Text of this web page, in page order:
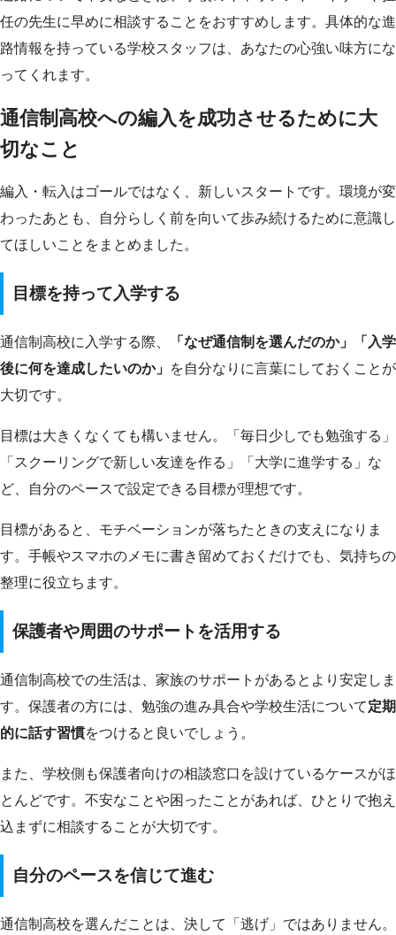
任の先生に早めに相談することをおすすめします。具体的な進
路情報を持っている学校スタッフは、あなたの心強い味方にな
ってくれます。
通信制高校への編入を成功させるために大
切なこと
編入・転入はゴールではなく、新しいスタートです。環境が変
わったあとも、自分らしく前を向いて歩み続けるために意識し
てほしいことをまとめました。
目標を持って入学する
通信制高校に入学する際、
「なぜ通信制を選んだのか」「入学
後に何を達成したいのか」 を自分なりに言葉にしておくことが
大切です。
目標は大きくなくても構いません。「毎日少しでも勉強する」
「スクーリングで新しい友達を作る」「大学に進学する」な
ど、自分のペースで設定できる目標が理想です。
目標があると、モチベーションが落ちたときの支えになりま
す。手帳やスマホのメモに書き留めておくだけでも、気持ちの
整理に役立ちます。
保護者や周囲のサポートを活用する
通信制高校での生活は、家族のサポートがあるとより安定しま
す。保護者の方には、勉強の進み具合や学校生活について定期
的に話す習慣をつけると良いでしょう。
また、学校側も保護者向けの相談窓口を設けているケースがほ
とんどです。不安なことや困ったことがあれば、ひとりで抱え
込まずに相談することが大切です。
自分のペースを信じて進む
通信制高校を選んだことは、決して「逃げ」ではありません。